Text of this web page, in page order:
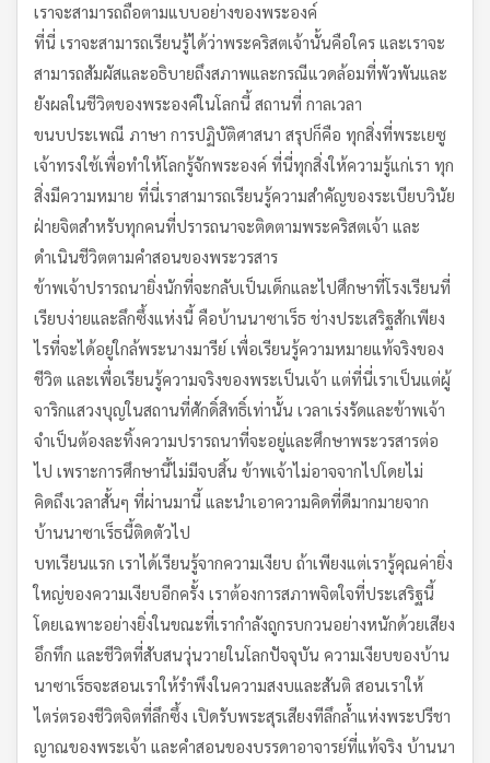
เราจะสามารถถือตามแบบอย่างของพระองค์
ที่นี่ เราจะสามารถเรียนรู้ได้ว่าพระคริสตเจ้านั้นคือใคร และเราจะ
สามารถสัมผัสและอธิบายถึงสภาพและกรณีแวดล้อมที่พัวพันและ
ยังผลในชีวิตของพระองค์ในโลกนี้ สถานที่ กาลเวลา
ขนบประเพณี ภาษา การปฏิบัติศาสนา สรุปก็คือ ทุกสิ่งที่พระเยซู
เจ้าทรงใช้เพื่อทำให้โลกรู้จักพระองค์ ที่นี่ทุกสิ่งให้ความรู้แก่เรา ทุก
สิ่งมีความหมาย ที่นี่เราสามารถเรียนรู้ความสำคัญของระเบียบวินัย
ฝ่ายจิตสำหรับทุกคนที่ปรารถนาจะติดตามพระคริสตเจ้า และ
ดำเนินชีวิตตามคำสอนของพระวรสาร
ข้าพเจ้าปรารถนายิ่งนักที่จะกลับเป็นเด็กและไปศึกษาที่โรงเรียนที่
เรียบง่ายและลึกซึ้งแห่งนี้ คือบ้านนาซาเร็ธ ช่างประเสริฐสักเพียง
ไรที่จะได้อยู่ใกล้พระนางมารีย์ เพื่อเรียนรู้ความหมายแท้จริงของ
ชีวิต และเพื่อเรียนรู้ความจริงของพระเป็นเจ้า แต่ที่นี่เราเป็นแต่ผู้
จาริกแสวงบุญในสถานที่ศักดิ์สิทธิ์เท่านั้น เวลาเร่งรัดและข้าพเจ้า
จำเป็นต้องละทิ้งความปรารถนาที่จะอยู่และศึกษาพระวรสารต่อ
ไป เพราะการศึกษานี้ไม่มีจบสิ้น ข้าพเจ้าไม่อาจจากไปโดยไม่
คิดถึงเวลาสั้นๆ ที่ผ่านมานี้ และนำเอาความคิดที่ดีมากมายจาก
บ้านนาซาเร็ธนี้ติดตัวไป
บทเรียนแรก เราได้เรียนรู้จากความเงียบ ถ้าเพียงแต่เรารู้คุณค่ายิ่ง
ใหญ่ของความเงียบอีกครั้ง เราต้องการสภาพจิตใจที่ประเสริฐนี้
โดยเฉพาะอย่างยิ่งในขณะที่เรากำลังถูกรบกวนอย่างหนักด้วยเสียง
อึกทึก และชีวิตที่สับสนวุ่นวายในโลกปัจจุบัน ความเงียบของบ้าน
นาซาเร็ธจะสอนเราให้รำพึงในความสงบและสันติ สอนเราให้
ไตร่ตรองชีวิตจิตที่ลึกซึ้ง เปิดรับพระสุรเสียงทีลึกล้ำแห่งพระปรีชา
ญาณของพระเจ้า และคำสอนของบรรดาอาจารย์ที่แท้จริง บ้านนา